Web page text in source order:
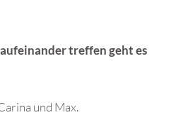
treffen geht es
und Max.